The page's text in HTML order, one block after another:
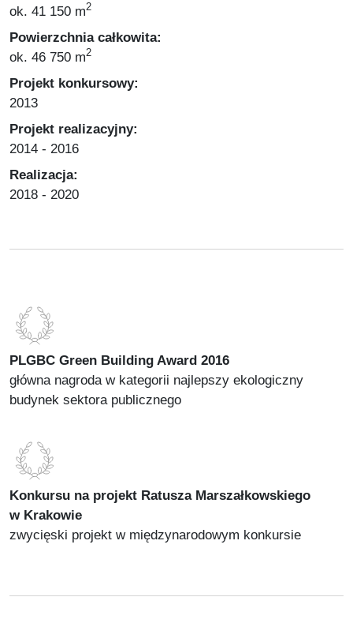
ok. 41 150 m2
Powierzchnia całkowita:
ok. 46 750 m2
Projekt konkursowy:
2013
Projekt realizacyjny:
2014 - 2016
Realizacja:
2018 - 2020
PLGBC Green Building Award 2016
główna nagroda w kategorii najlepszy ekologiczny
budynek sektora publicznego
Konkursu na projekt Ratusza Marszałkowskiego
w Krakowie
zwycięski projekt w międzynarodowym konkursie